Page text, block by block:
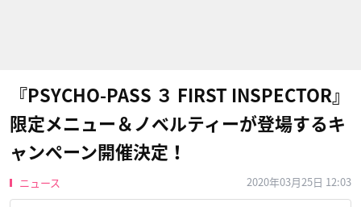
『PSYCHO-PASS ３ FIRST INSPECTOR』
限定メニュー＆ノベルティーが登場するキ
ャンペーン開催決定！
ニュース 2020年03月25日 12:03